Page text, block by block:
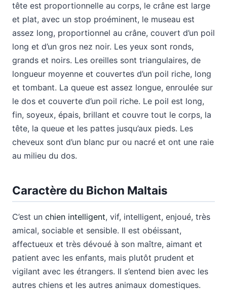
tête est proportionnelle au corps, le crâne est large
et plat, avec un stop proéminent, le museau est
assez long, proportionnel au crâne, couvert d’un poil
long et d’un gros nez noir. Les yeux sont ronds,
grands et noirs. Les oreilles sont triangulaires, de
longueur moyenne et couvertes d’un poil riche, long
et tombant. La queue est assez longue, enroulée sur
le dos et couverte d’un poil riche. Le poil est long,
fin, soyeux, épais, brillant et couvre tout le corps, la
tête, la queue et les pattes jusqu’aux pieds. Les
cheveux sont d’un blanc pur ou nacré et ont une raie
au milieu du dos.
Caractère du Bichon Maltais
C’est un chien intelligent, vif, intelligent, enjoué, très
amical, sociable et sensible. Il est obéissant,
affectueux et très dévoué à son maître, aimant et
patient avec les enfants, mais plutôt prudent et
vigilant avec les étrangers. Il s’entend bien avec les
autres chiens et les autres animaux domestiques.